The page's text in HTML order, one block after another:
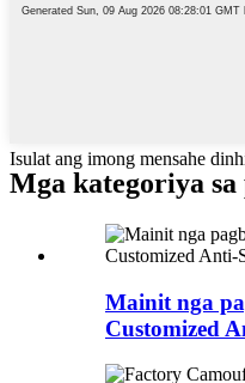
Isulat ang imong mensahe
Mga kategoriya
Mainit nga
Customized